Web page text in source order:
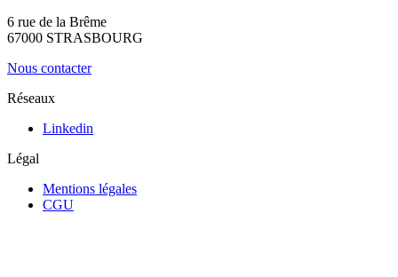
6 rue de la Brême
67000 STRASBOURG
Nous contacter
Réseaux
Linkedin
Légal
Mentions légales
CGU